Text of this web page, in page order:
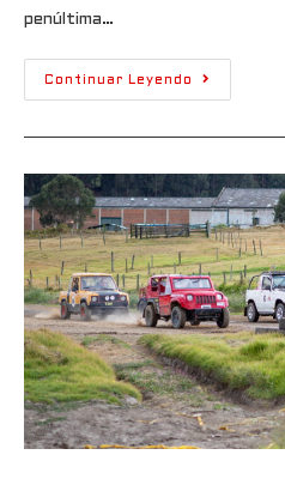
penúltima…
Continuar Leyendo